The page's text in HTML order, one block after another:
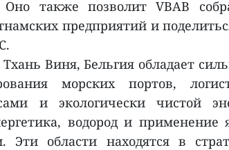
Оно также позволит VBAB
предприятий и
Виня, Бельгия обладает
морских портов,
и экологически чистой
водород и применение
Эти области находятся в